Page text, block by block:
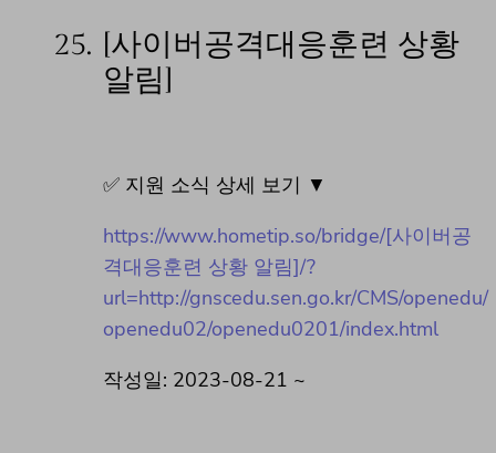
25. [사이버공격대응훈련 상황
알림]
✅ 지원 소식 상세 보기 ▼
https://www.hometip.so/bridge/[사이버공
격대응훈련 상황 알림]/?
url=http://gnscedu.sen.go.kr/CMS/openedu/
openedu02/openedu0201/index.html
작성일: 2023-08-21 ~